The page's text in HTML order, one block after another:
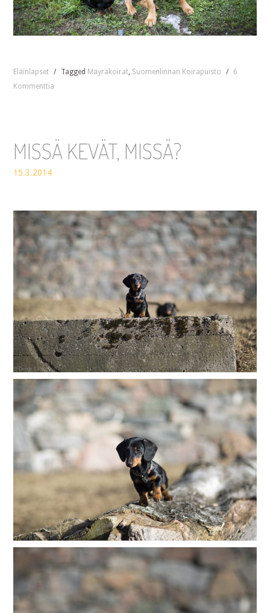
Eläinlapset / Tagged Mäyräkoirat, Suomenlinnan Koirapuisto / 6
Kommenttia
MISSÄ KEVÄT, MISSÄ?
15.3.2014